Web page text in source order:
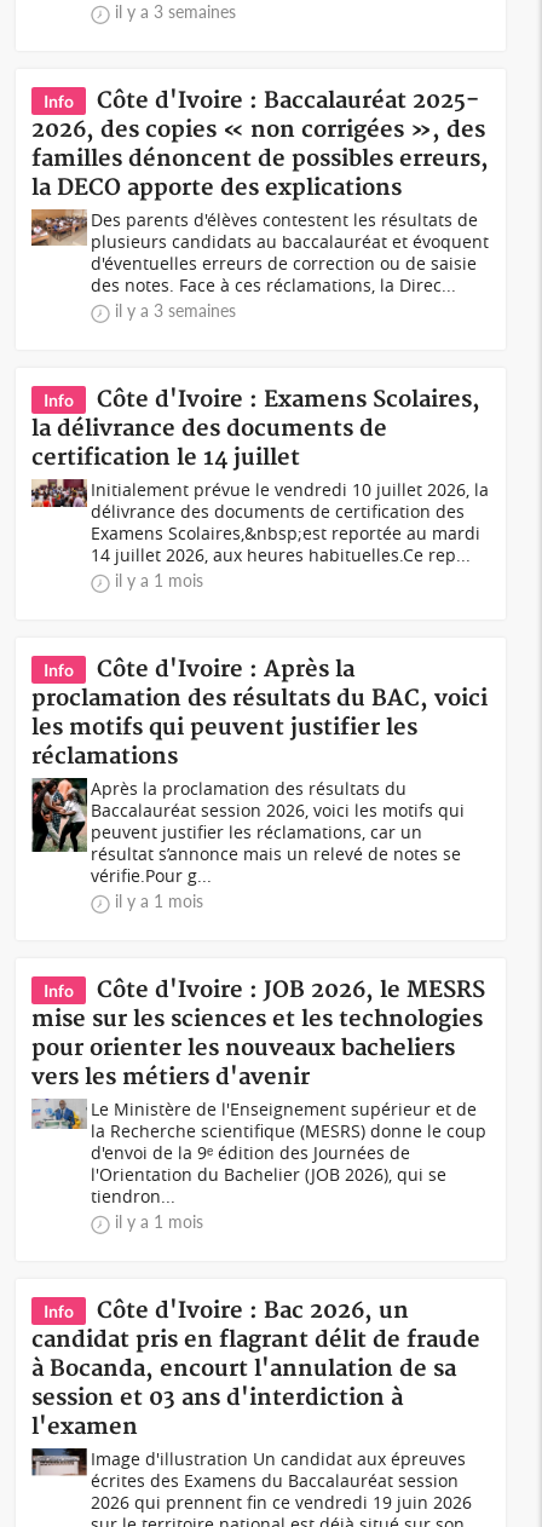
il y a 3 semaines
Info
Côte d'Ivoire : Baccalauréat 2025-
2026, des copies « non corrigées », des
familles dénoncent de possibles erreurs,
la DECO apporte des explications
Des parents d'élèves contestent les résultats de
plusieurs candidats au baccalauréat et évoquent
d'éventuelles erreurs de correction ou de saisie
des notes. Face à ces réclamations, la Direc...
il y a 3 semaines
Info
Côte d'Ivoire : Examens Scolaires,
la délivrance des documents de
certification le 14 juillet
Initialement prévue le vendredi 10 juillet 2026, la
délivrance des documents de certification des
Examens Scolaires,&nbsp;est reportée au mardi
14 juillet 2026, aux heures habituelles.Ce rep...
il y a 1 mois
Info
Côte d'Ivoire : Après la
proclamation des résultats du BAC, voici
les motifs qui peuvent justifier les
réclamations
Après la proclamation des résultats du
Baccalauréat session 2026, voici les motifs qui
peuvent justifier les réclamations, car un
résultat s’annonce mais un relevé de notes se
vérifie.Pour g...
il y a 1 mois
Info
Côte d'Ivoire : JOB 2026, le MESRS
mise sur les sciences et les technologies
pour orienter les nouveaux bacheliers
vers les métiers d'avenir
Le Ministère de l'Enseignement supérieur et de
la Recherche scientifique (MESRS) donne le coup
d'envoi de la 9ᵉ édition des Journées de
l'Orientation du Bachelier (JOB 2026), qui se
tiendron...
il y a 1 mois
Info
Côte d'Ivoire : Bac 2026, un
candidat pris en flagrant délit de fraude
à Bocanda, encourt l'annulation de sa
session et 03 ans d'interdiction à
l'examen
Image d'illustration Un candidat aux épreuves
écrites des Examens du Baccalauréat session
2026 qui prennent fin ce vendredi 19 juin 2026